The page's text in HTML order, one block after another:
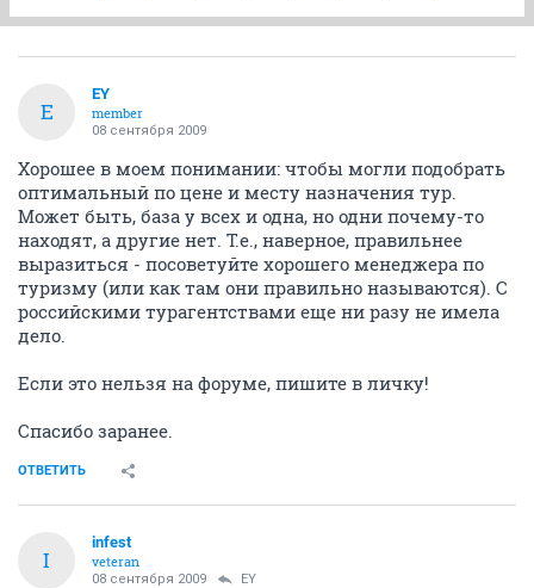
E
EY
member
08 сентября 2009
Хорошее в моем понимании: чтобы могли подобрать
оптимальный по цене и месту назначения тур.
Может быть, база у всех и одна, но одни почему-то
находят, а другие нет. Т.е., наверное, правильнее
выразиться - посоветуйте хорошего менеджера по
туризму (или как там они правильно называются). С
российскими турагентствами еще ни разу не имела
дело.
Если это нельзя на форуме, пишите в личку!
Спасибо заранее.
ОТВЕТИТЬ
I
infest
veteran
08 сентября 2009 EY